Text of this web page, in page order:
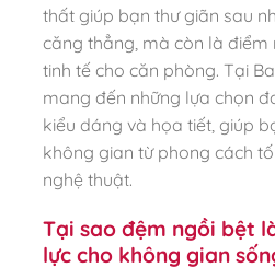
thất giúp bạn thư giãn sau
căng thẳng, mà còn là
tinh tế cho căn phòng. Tại
mang đến những lựa chọn
kiểu dáng và họa tiết, giúp
không gian từ phong cách
nghệ thuật.
Tại sao đệm ngồi bệt
lực cho không gian